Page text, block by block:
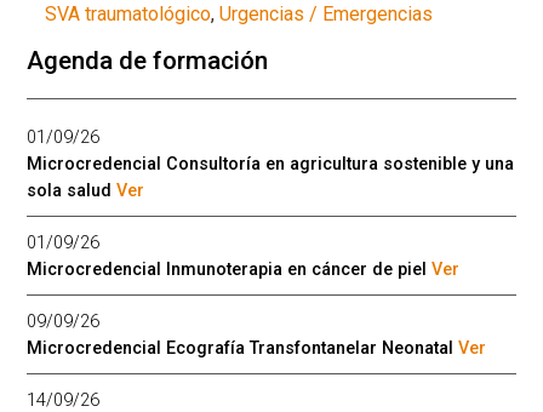
SVA traumatológico,Urgencias / Emergencias
Agenda de formación
01/09/26
Microcredencial Consultoría en agricultura sostenible y una
sola saludVer
01/09/26
Microcredencial Inmunoterapia en cáncer de pielVer
09/09/26
Microcredencial Ecografía Transfontanelar NeonatalVer
14/09/26